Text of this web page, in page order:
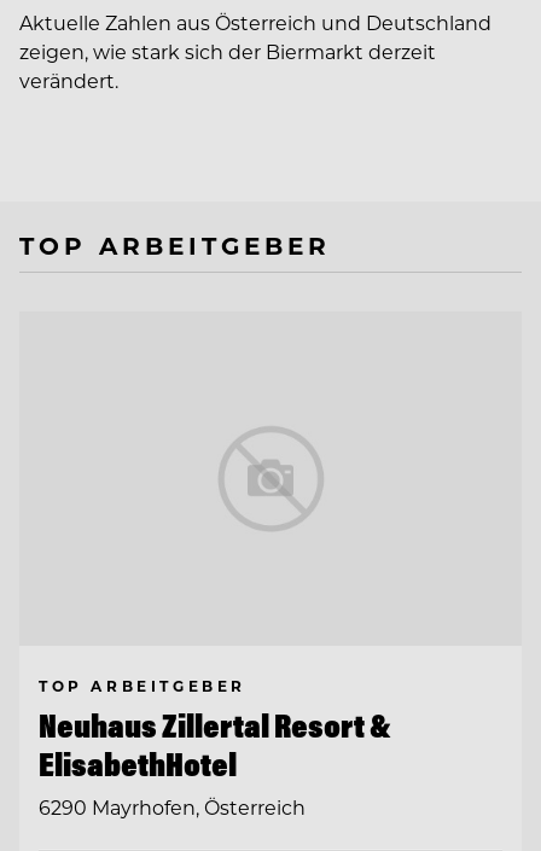
Aktuelle Zahlen aus Österreich und Deutschland
zeigen, wie stark sich der Biermarkt derzeit
verändert.
TOP ARBEITGEBER
TOP ARBEITGEBER
Neuhaus Zillertal Resort &
ElisabethHotel
6290 Mayrhofen, Österreich